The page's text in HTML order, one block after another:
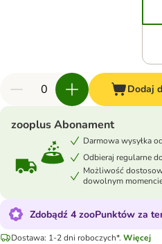
Dodaj
zooplus Abonament
Darmowa wysyłka
Odbieraj regularne
Możliwość
dowolnym
Zdobądź 4 zooPunktów za
Dostawa: 1-2 dni roboczych*. Więcej